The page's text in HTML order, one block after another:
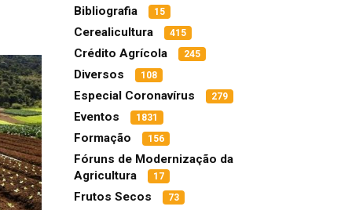
Bibliografia 15
Cerealicultura 415
Crédito Agrícola 245
Diversos 108
Especial Coronavírus 279
Eventos 1831
Formação 156
Fóruns de Modernização da
Agricultura
17
Frutos Secos 73